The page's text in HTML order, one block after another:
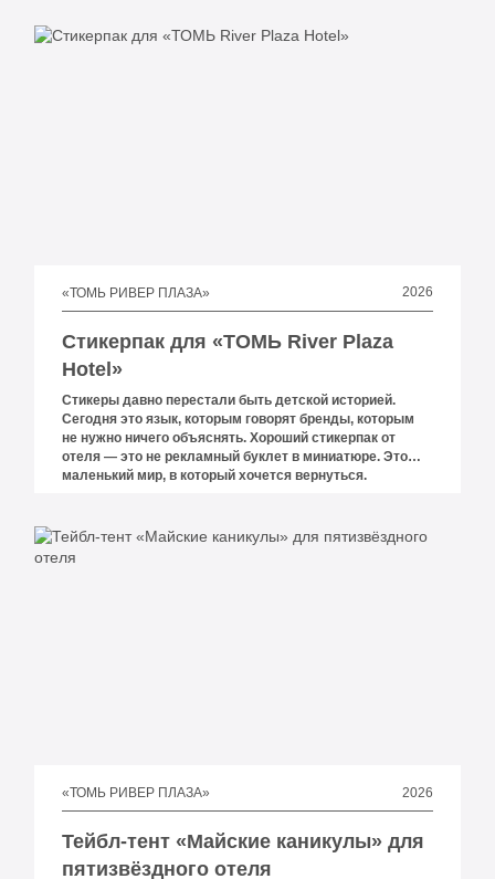
«ТОМЬ РИВЕР ПЛАЗА» 2026
Стикерпак для «ТОМЬ River Plaza
Hotel»
Стикеры давно перестали быть детской историей.
Сегодня это язык, которым говорят бренды, которым
не нужно ничего объяснять. Хороший стикерпак от
отеля — это не рекламный буклет в миниатюре. Это
маленький мир, в который хочется вернуться.
«ТОМЬ РИВЕР ПЛАЗА» 2026
Тейбл-тент «Майские каникулы» для
пятизвёздного отеля